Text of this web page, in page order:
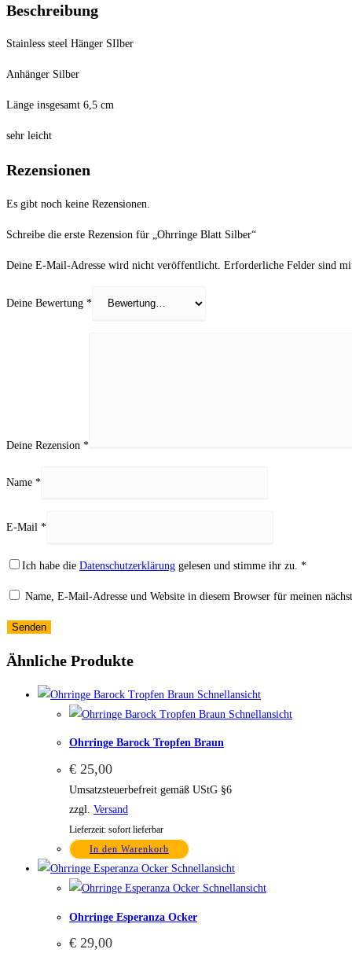
Beschreibung
Stainless steel Hänger SIlber
Anhänger Silber
Länge insgesamt 6,5 cm
sehr leicht
Rezensionen
Es gibt noch keine Rezensionen.
Schreibe die erste Rezension für „Ohrringe Blatt Silber“
Deine E-Mail-Adresse wird nicht veröffentlicht. Erforderliche Felder sind
Deine Bewertung *
Deine Rezension *
Name *
E-Mail *
Ich habe die Datenschutzerklärung gelesen und stimme ihr zu. *
Name, E-Mail-Adresse und Website in diesem Browser für meinen
Ähnliche Produkte
Schnellansicht
Schnellansicht
Ohrringe Barock Tropfen Braun
€ 25,00
Umsatzsteuerbefreit gemäß UStG §6
zzgl. Versand
Lieferzeit: sofort lieferbar
In den Warenkorb
Schnellansicht
Schnellansicht
Ohrringe Esperanza Ocker
€ 29,00